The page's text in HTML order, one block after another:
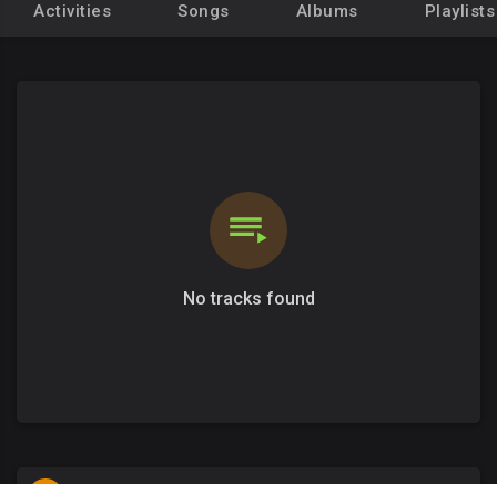
Activities Songs Albums Playlists
No tracks found